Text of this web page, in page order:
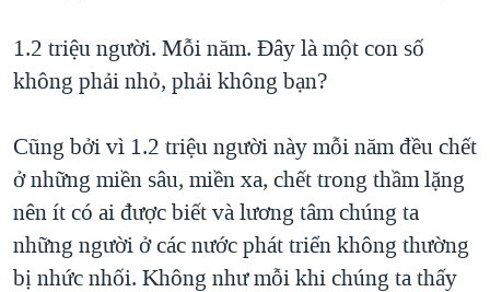
1.2 triệu người. Mỗi năm. Đây là một con số
không phải nhỏ, phải không bạn?
Cũng bởi vì 1.2 triệu người này mỗi năm đều chết
ở những miền sâu, miền xa, chết trong thầm lặng
nên ít có ai được biết và lương tâm chúng ta
những người ở các nước phát triển không thường
bị nhức nhối. Không như mỗi khi chúng ta thấy